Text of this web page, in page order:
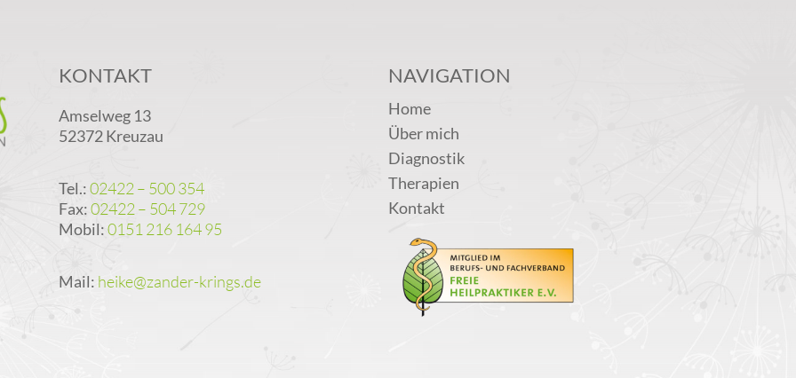
KONTAKT
Amselweg 13
52372 Kreuzau
Tel.:02422 – 500 354
Fax:02422 – 504 729
Mobil:0151 216 164 95
Mail: heike@zander-krings.de
NAVIGATION
Home
Über mich
Diagnostik
Therapien
Kontakt